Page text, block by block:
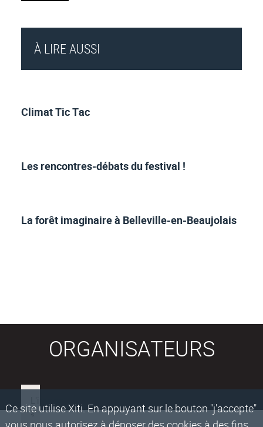
Ce site utilise Xiti. En appuyant sur le bouton "j'accepte"
À LIRE AUSSI
Climat Tic Tac
Les rencontres-débats du festival !
La forêt imaginaire à Belleville-en-Beaujolais
ORGANISATEURS